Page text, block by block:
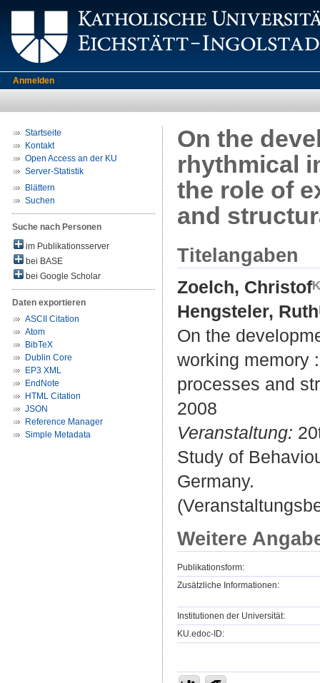
Anmelden
Startseite
Kontakt
Open Access an der KU
Server-Statistik
Blättern
Suchen
Suche nach Personen
im Publikationsserver
bei BASE
bei Google Scholar
Daten exportieren
ASCII Citation
Atom
BibTeX
Dublin Core
EP3 XML
EndNote
HTML Citation
JSON
Reference Manager
Simple Metadata
On the
rhythmical
the role of
and
Titelangaben
Zoelch, Christof
Hengsteler, Ruth
On the
working memory
processes and
2008
Veranstaltung:
Study of
Germany.
Weitere
Publikationsform:
Zusätzliche Informationen:
Institutionen der Universität:
KU.edoc-ID: